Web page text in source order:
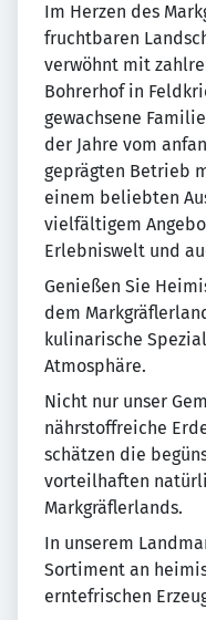
Im Herzen des
fruchtbaren
verwöhnt mit
Bohrerhof in
gewachsene
der Jahre vom
geprägten Betrieb
einem beliebten
vielfältigem
Erlebniswelt und
Genießen Sie
dem
kulinarische
Atmosphäre.
Nicht nur unser
nährstoffreiche
schätzen die
vorteilhaften
Markgräflerlands.
In unserem
Sortiment an
erntefrischen